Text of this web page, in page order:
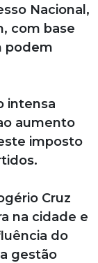
Nacional,
com base
podem
intensa
aumento
imposto
Cruz
na cidade e
do
gestão